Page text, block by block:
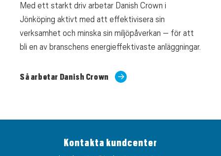
Med ett starkt driv arbetar Danish Crown i
Jönköping aktivt med att effektivisera sin
verksamhet och minska sin miljöpåverkan – för att
bli en av branschens energieffektivaste anläggningar.
Så arbetar Danish Crown
Kontakta kundcenter